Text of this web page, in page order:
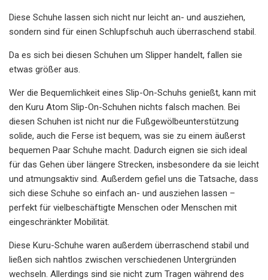
Diese Schuhe lassen sich nicht nur leicht an- und ausziehen,
sondern sind für einen Schlupfschuh auch überraschend stabil.
Da es sich bei diesen Schuhen um Slipper handelt, fallen sie
etwas größer aus.
Wer die Bequemlichkeit eines Slip-On-Schuhs genießt, kann mit
den Kuru Atom Slip-On-Schuhen nichts falsch machen. Bei
diesen Schuhen ist nicht nur die Fußgewölbeunterstützung
solide, auch die Ferse ist bequem, was sie zu einem äußerst
bequemen Paar Schuhe macht. Dadurch eignen sie sich ideal
für das Gehen über längere Strecken, insbesondere da sie leicht
und atmungsaktiv sind. Außerdem gefiel uns die Tatsache, dass
sich diese Schuhe so einfach an- und ausziehen lassen –
perfekt für vielbeschäftigte Menschen oder Menschen mit
eingeschränkter Mobilität.
Diese Kuru-Schuhe waren außerdem überraschend stabil und
ließen sich nahtlos zwischen verschiedenen Untergründen
wechseln. Allerdings sind sie nicht zum Tragen während des